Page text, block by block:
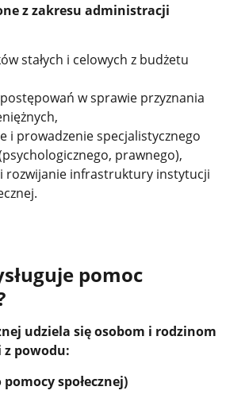
z zakresu administracji
stałych i celowych z budżetu
w sprawie przyznania
i prowadzenie specjalistycznego
prawnego),
rozwijanie infrastruktury instytucji
pomoc
udziela się osobom i rodzinom
z powodu:
społecznej)